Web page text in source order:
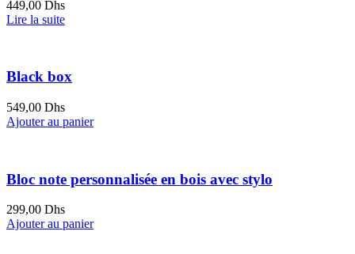
449,00 Dhs
Lire la suite
Black box
549,00 Dhs
Ajouter au panier
Bloc note personnalisée en bois avec stylo
299,00 Dhs
Ajouter au panier